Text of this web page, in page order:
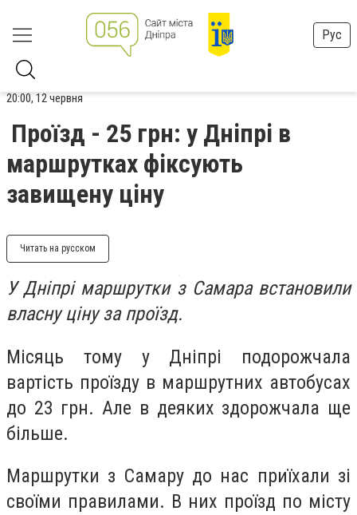
Рус
20:00, 12 червня
Проїзд - 25 грн: у Дніпрі в
маршрутках фіксують
завищену ціну
Читать на русском
У Дніпрі маршрутки з Самара встановили
власну ціну за проїзд.
Місяць тому у Дніпрі подорожчала
вартість проїзду в маршрутних автобусах
до 23 грн. Але в деяких здорожчала ще
більше.
Маршрутки з Самару до нас приїхали зі
своїми правилами. В них проїзд по місту